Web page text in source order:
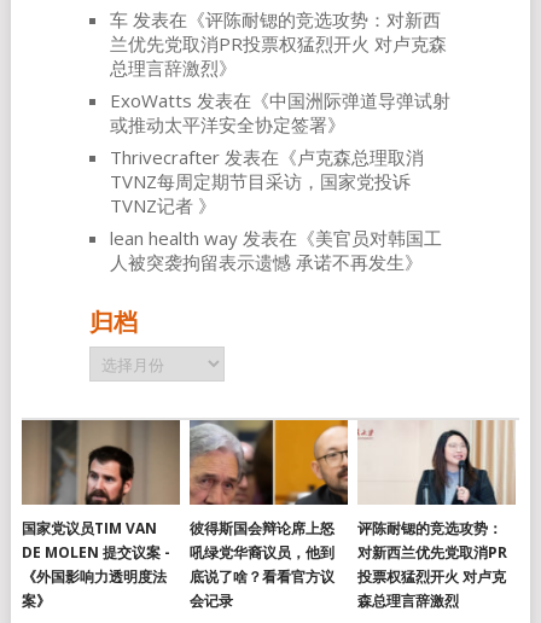
车发表在《评陈耐锶的竞选攻势：对新西
兰优先党取消PR投票权猛烈开火 对卢克森
总理言辞激烈》
ExoWatts 发表在《中国洲际弹道导弹试射
或推动太平洋安全协定签署》
Thrivecrafter发表在《卢克森总理取消
TVNZ每周定期节目采访，国家党投诉
TVNZ记者 》
lean health way发表在《美官员对韩国工
人被突袭拘留表示遗憾 承诺不再发生》
归档
归
档
国家党议员TIM VAN
DE MOLEN 提交议案 -
《外国影响力透明度法
案》
彼得斯国会辩论席上怒
吼绿党华裔议员，他到
底说了啥？看看官方议
会记录
评陈耐锶的竞选攻势：
对新西兰优先党取消PR
投票权猛烈开火 对卢克
森总理言辞激烈